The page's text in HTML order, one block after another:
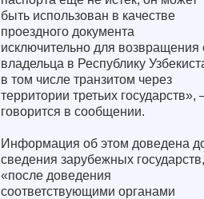
быть использован в качестве
проездного документа
исключительно для возвращения
владельца в Республику
в том числе транзитом через
территории третьих государств»,
говорится в сообщении.
Информация об этом доведена
сведения зарубежных государств,
«после доведения
соответствующими органами